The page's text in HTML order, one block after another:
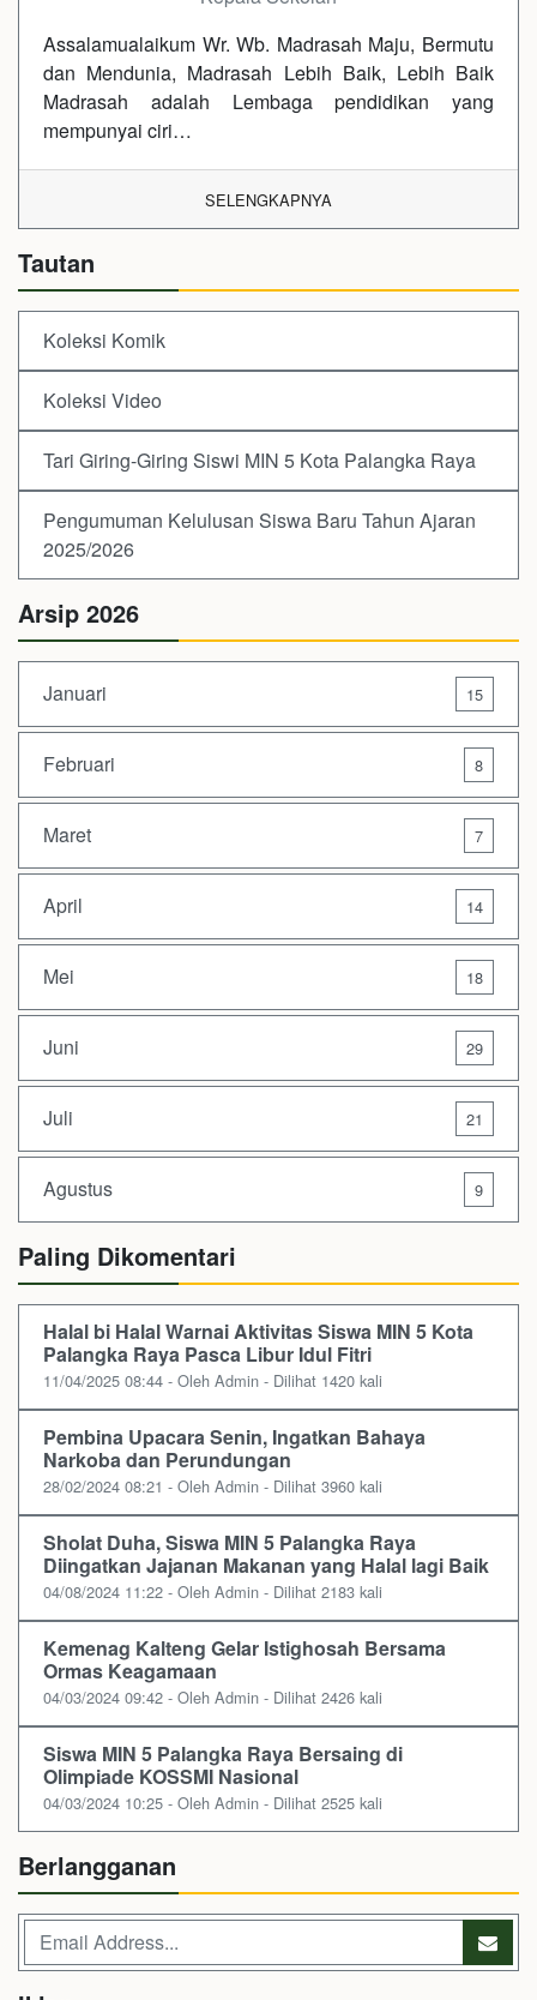
Assalamualaikum Wr. Wb. Madrasah Maju, Bermutu
dan Mendunia, Madrasah Lebih Baik, Lebih Baik
Madrasah adalah Lembaga pendidikan yang
mempunyai ciri…
SELENGKAPNYA
Tautan
Koleksi Komik
Koleksi Video
Tari Giring-Giring Siswi MIN 5 Kota Palangka Raya
Pengumuman Kelulusan Siswa Baru Tahun Ajaran
2025/2026
Arsip 2026
Januari 15
Februari 8
Maret 7
April 14
Mei 18
Juni 29
Juli 21
Agustus 9
Paling Dikomentari
Halal bi Halal Warnai Aktivitas Siswa MIN 5 Kota
Palangka Raya Pasca Libur Idul Fitri
11/04/2025 08:44 - Oleh Admin - Dilihat 1420 kali
Pembina Upacara Senin, Ingatkan Bahaya
Narkoba dan Perundungan
28/02/2024 08:21 - Oleh Admin - Dilihat 3960 kali
Sholat Duha, Siswa MIN 5 Palangka Raya
Diingatkan Jajanan Makanan yang Halal lagi Baik
04/08/2024 11:22 - Oleh Admin - Dilihat 2183 kali
Kemenag Kalteng Gelar Istighosah Bersama
Ormas Keagamaan
04/03/2024 09:42 - Oleh Admin - Dilihat 2426 kali
Siswa MIN 5 Palangka Raya Bersaing di
Olimpiade KOSSMI Nasional
04/03/2024 10:25 - Oleh Admin - Dilihat 2525 kali
Berlangganan